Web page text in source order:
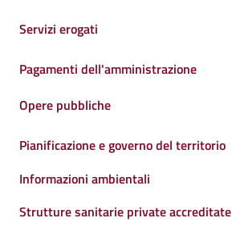
Servizi erogati
Pagamenti dell'amministrazione
Opere pubbliche
Pianificazione e governo del territorio
Informazioni ambientali
Strutture sanitarie private accreditate